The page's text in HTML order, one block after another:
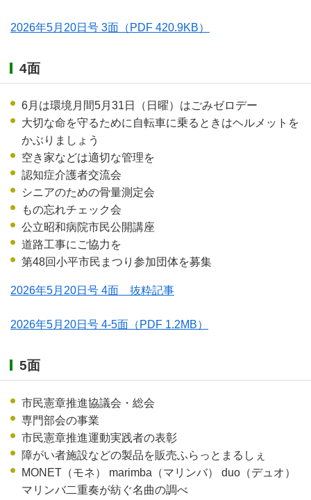
2026年5月20日号 3面 （PDF 420.9KB）
4面
6月は環境月間5月31日（日曜）はごみゼロデー
大切な命を守るために自転車に乗るときはヘルメットを
かぶりましょう
空き家などは適切な管理を
認知症介護者交流会
シニアのための骨量測定会
もの忘れチェック会
公立昭和病院市民公開講座
道路工事にご協力を
第48回小平市民まつり参加団体を募集
2026年5月20日号 4面 抜粋記事
2026年5月20日号 4-5面 （PDF 1.2MB）
5面
市民憲章推進協議会・総会
専門部会の事業
市民憲章推進運動実践者の表彰
障がい者施設などの製品を販売ふらっとまるしぇ
MONET（モネ） marimba（マリンバ） duo（デュオ）
マリンバ二重奏が紡ぐ名曲の調べ